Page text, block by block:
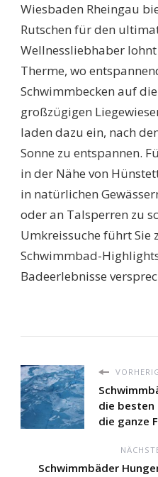
Wiesbaden Rheingau
Rutschen für den
Wellnessliebhaber
Therme, wo
Schwimmbecken auf
großzügigen
laden dazu ein, nach
Sonne zu entspannen.
in der Nähe von
in natürlichen
oder an Talsperren zu
Umkreissuche führt Sie
Schwimmbad-
Badeerlebnisse
die
die ganze
Schwimmbäder